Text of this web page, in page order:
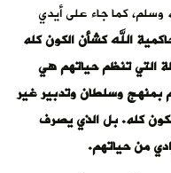
كما جاء على أيدي
الله كشأن الكون كله
التي تنظم حياتهم هي
بمنهج وسلطان وتدبير غير
كله. بل الذي يصرف
من حياتهم.